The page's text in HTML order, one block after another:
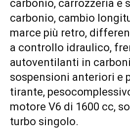
carbonio, carrozzeria e
carbonio, cambio
marce più retro,
a controllo idraulico,
autoventilanti in
sospensioni anteriori e
tirante,
motore V6 di 1600 cc,
turbo singolo.